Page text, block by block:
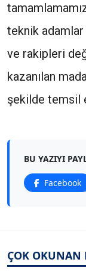
teknik adamlar
ve rakipleri
kazanılan
şekilde temsil
BU YAZIYI
Facebook
ÇOK OKUNAN